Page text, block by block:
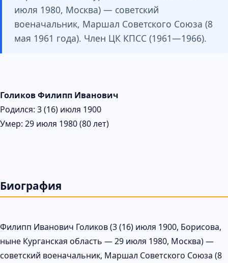
июля 1980, Москва) — советский
военачальник, Маршал Советского Союза (8
мая 1961 года). Член ЦК КПСС (1961—1966).
Голиков Филипп Иванович
Родился: 3 (16) июля 1900
Умер: 29 июля 1980 (80 лет)
Биография
Филипп Иванович Голиков (3 (16) июля 1900, Борисова,
ныне Курганская область — 29 июля 1980, Москва) —
советский военачальник, Маршал Советского Союза (8